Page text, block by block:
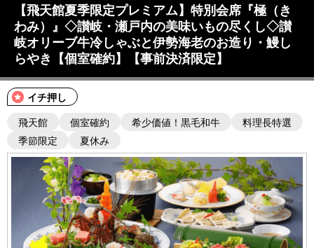
【飛天館夏季限定プレミアム】特別会席『極（き
わみ）』◇讃岐・瀬戸内の美味いもの尽くし◇讃
岐オリーブ牛冷しゃぶと伊勢海老のお造り・鰻し
らやき【個室確約】【事前決済限定】
イチ押し
飛天館
個室確約 希少価値！黒毛和牛
料理長特選
季節限定
夏休み